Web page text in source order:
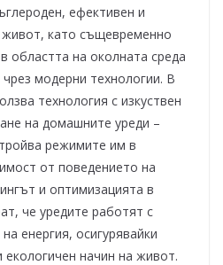
ефективен и
живот, като същевременно
областта на околната среда
модерни технологии. В
технология с изкуствен
на домашните уреди –
режимите им в
от поведението на
и оптимизацията в
че уредите работят с
енергия, осигурявайки
екологичен начин на живот.